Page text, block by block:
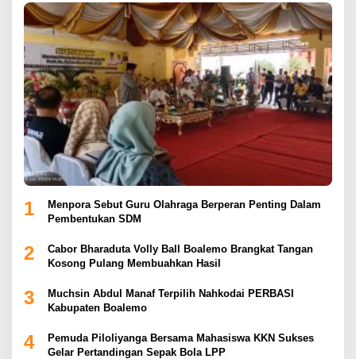
1
Menpora Sebut Guru Olahraga Berperan Penting Dalam
Pembentukan SDM
2
Cabor Bharaduta Volly Ball Boalemo Brangkat Tangan
Kosong Pulang Membuahkan Hasil
3
Muchsin Abdul Manaf Terpilih Nahkodai PERBASI
Kabupaten Boalemo
4
Pemuda Piloliyanga Bersama Mahasiswa KKN Sukses
Gelar Pertandingan Sepak Bola LPP